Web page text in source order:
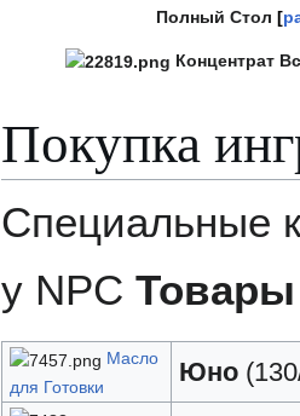
Полный Стол
Концентрат
Покупка
Специальные
у NPC Товары
Масло
для Готовки
Юно